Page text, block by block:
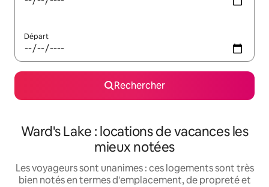
Départ
Rechercher
Ward's Lake : locations de vacances les
mieux notées
Les voyageurs sont unanimes : ces logements sont très
bien notés en termes d'emplacement, de propreté et